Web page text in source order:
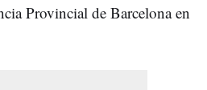
Provincial de Barcelona en